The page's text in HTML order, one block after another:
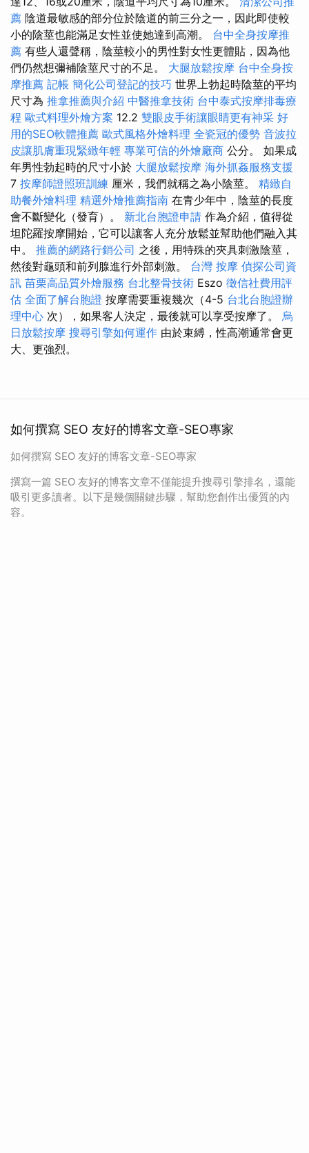
薦 陰道最敏感的部分位於陰道的前三分之一，因此即使較
小的陰莖也能滿足女性並使她達到高潮。 台中全身按摩推
薦 有些人還聲稱，陰莖較小的男性對女性更體貼，因為他
們仍然想彌補陰莖尺寸的不足。 大腿放鬆按摩 台中全身按
摩推薦 記帳 簡化公司登記的技巧 世界上勃起時陰莖的平均
尺寸為 推拿推薦與介紹 中醫推拿技術 台中泰式按摩排毒療
程 歐式料理外燴方案 12.2 雙眼皮手術讓眼睛更有神采 好
用的SEO軟體推薦 歐式風格外燴料理 全瓷冠的優勢 音波拉
皮讓肌膚重現緊緻年輕 專業可信的外燴廠商 公分。 如果成
年男性勃起時的尺寸小於 大腿放鬆按摩 海外抓姦服務支援
7 按摩師證照班訓練 厘米，我們就稱之為小陰莖。 精緻自
助餐外燴料理 精選外燴推薦指南 在青少年中，陰莖的長度
會不斷變化（發育）。 新北台胞證申請 作為介紹，值得從
坦陀羅按摩開始，它可以讓客人充分放鬆並幫助他們融入其
中。 推薦的網路行銷公司 之後，用特殊的夾具刺激陰莖，
然後對龜頭和前列腺進行外部刺激。 台灣 按摩 偵探公司資
訊 苗栗高品質外燴服務 台北整骨技術 Eszo 徵信社費用評
估 全面了解台胞證 按摩需要重複幾次（4-5 台北台胞證辦
理中心 次），如果客人決定，最後就可以享受按摩了。 烏
日放鬆按摩 搜尋引擎如何運作 由於束縛，性高潮通常會更
大、更強烈。
如何撰寫 SEO 友好的博客文章-SEO專家
如何撰寫 SEO 友好的博客文章-SEO專家
撰寫一篇 SEO 友好的博客文章不僅能提升搜尋引擎排名，還能
吸引更多讀者。以下是幾個關鍵步驟，幫助您創作出優質的內
容。